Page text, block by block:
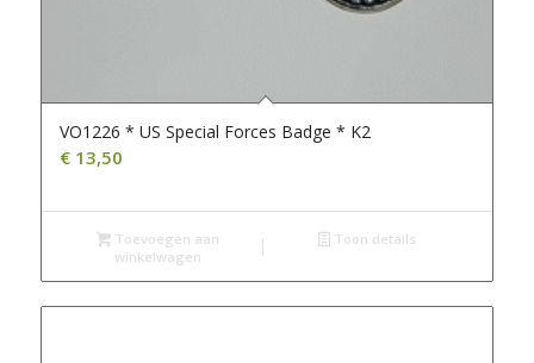
VO1226 * US Special Forces Badge * K2
€13,50
Toevoegen aan
winkelwagen
Toon details